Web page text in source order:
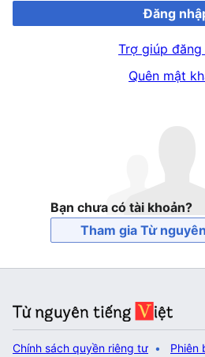
Đăng
Trợ giúp đăng
Quên mật
Bạn chưa có tài khoản?
Tham gia Từ
Chính sách quyền riêng tư Phiên